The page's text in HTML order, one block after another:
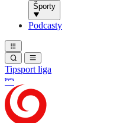
Športy
Podcasty
Tipsport liga